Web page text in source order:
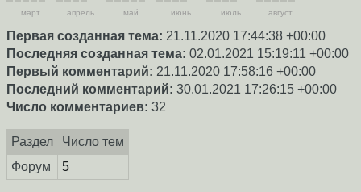
март апрель май июнь июль август
Первая созданная тема: 21.11.2020 17:44:38 +00:00
Последняя созданная тема: 02.01.2021 15:19:11 +00:00
Первый комментарий: 21.11.2020 17:58:16 +00:00
Последний комментарий: 30.01.2021 17:26:15 +00:00
Число комментариев: 32
Раздел
Число тем
Форум
5